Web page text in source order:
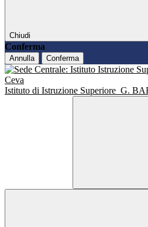
Chiudi
Conferma
Annulla Conferma
Istituto di Istruzione Superiore G.